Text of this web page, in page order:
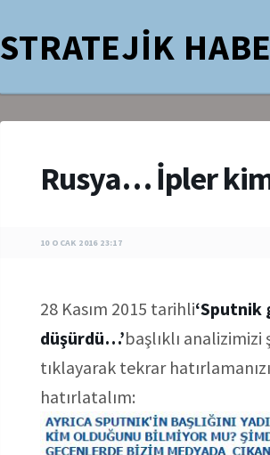
STRATEJİK
Rusya… İpler
10 OCAK 2016 23:17
28 Kasım 2015 tarihli‘Sputnik
düşürdü…’başlıklı
tıklayarak tekrar
hatırlatalım: